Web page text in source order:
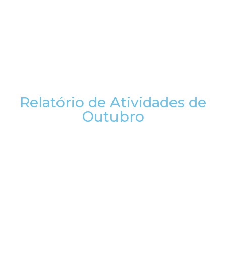
Relatório de Atividades de
Outubro